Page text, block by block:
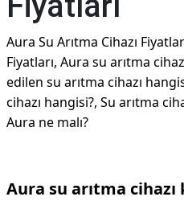
Aura Su Arıtma Cihazı
Fiyatları, Aura su arıtma
edilen su arıtma cihazı
cihazı hangisi?, Su arıtma
Aura ne malı?
Aura su arıtma cihazı